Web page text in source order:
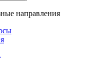
направления